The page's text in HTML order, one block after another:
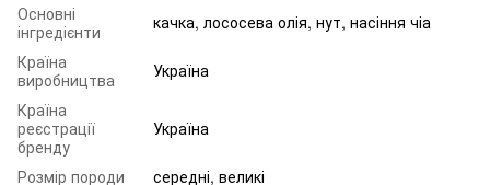
Основні
інгредієнти
качка, лососева олія, нут, насіння чіа
Країна
виробництва
Україна
Країна
реєстрації
бренду
Україна
Розмір породи середні, великі